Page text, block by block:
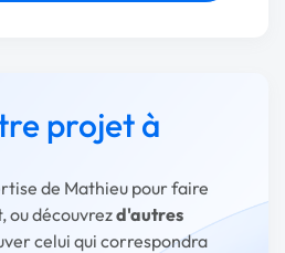
projet à
de Mathieu pour faire
ou découvrezd'autres
celui qui correspondra